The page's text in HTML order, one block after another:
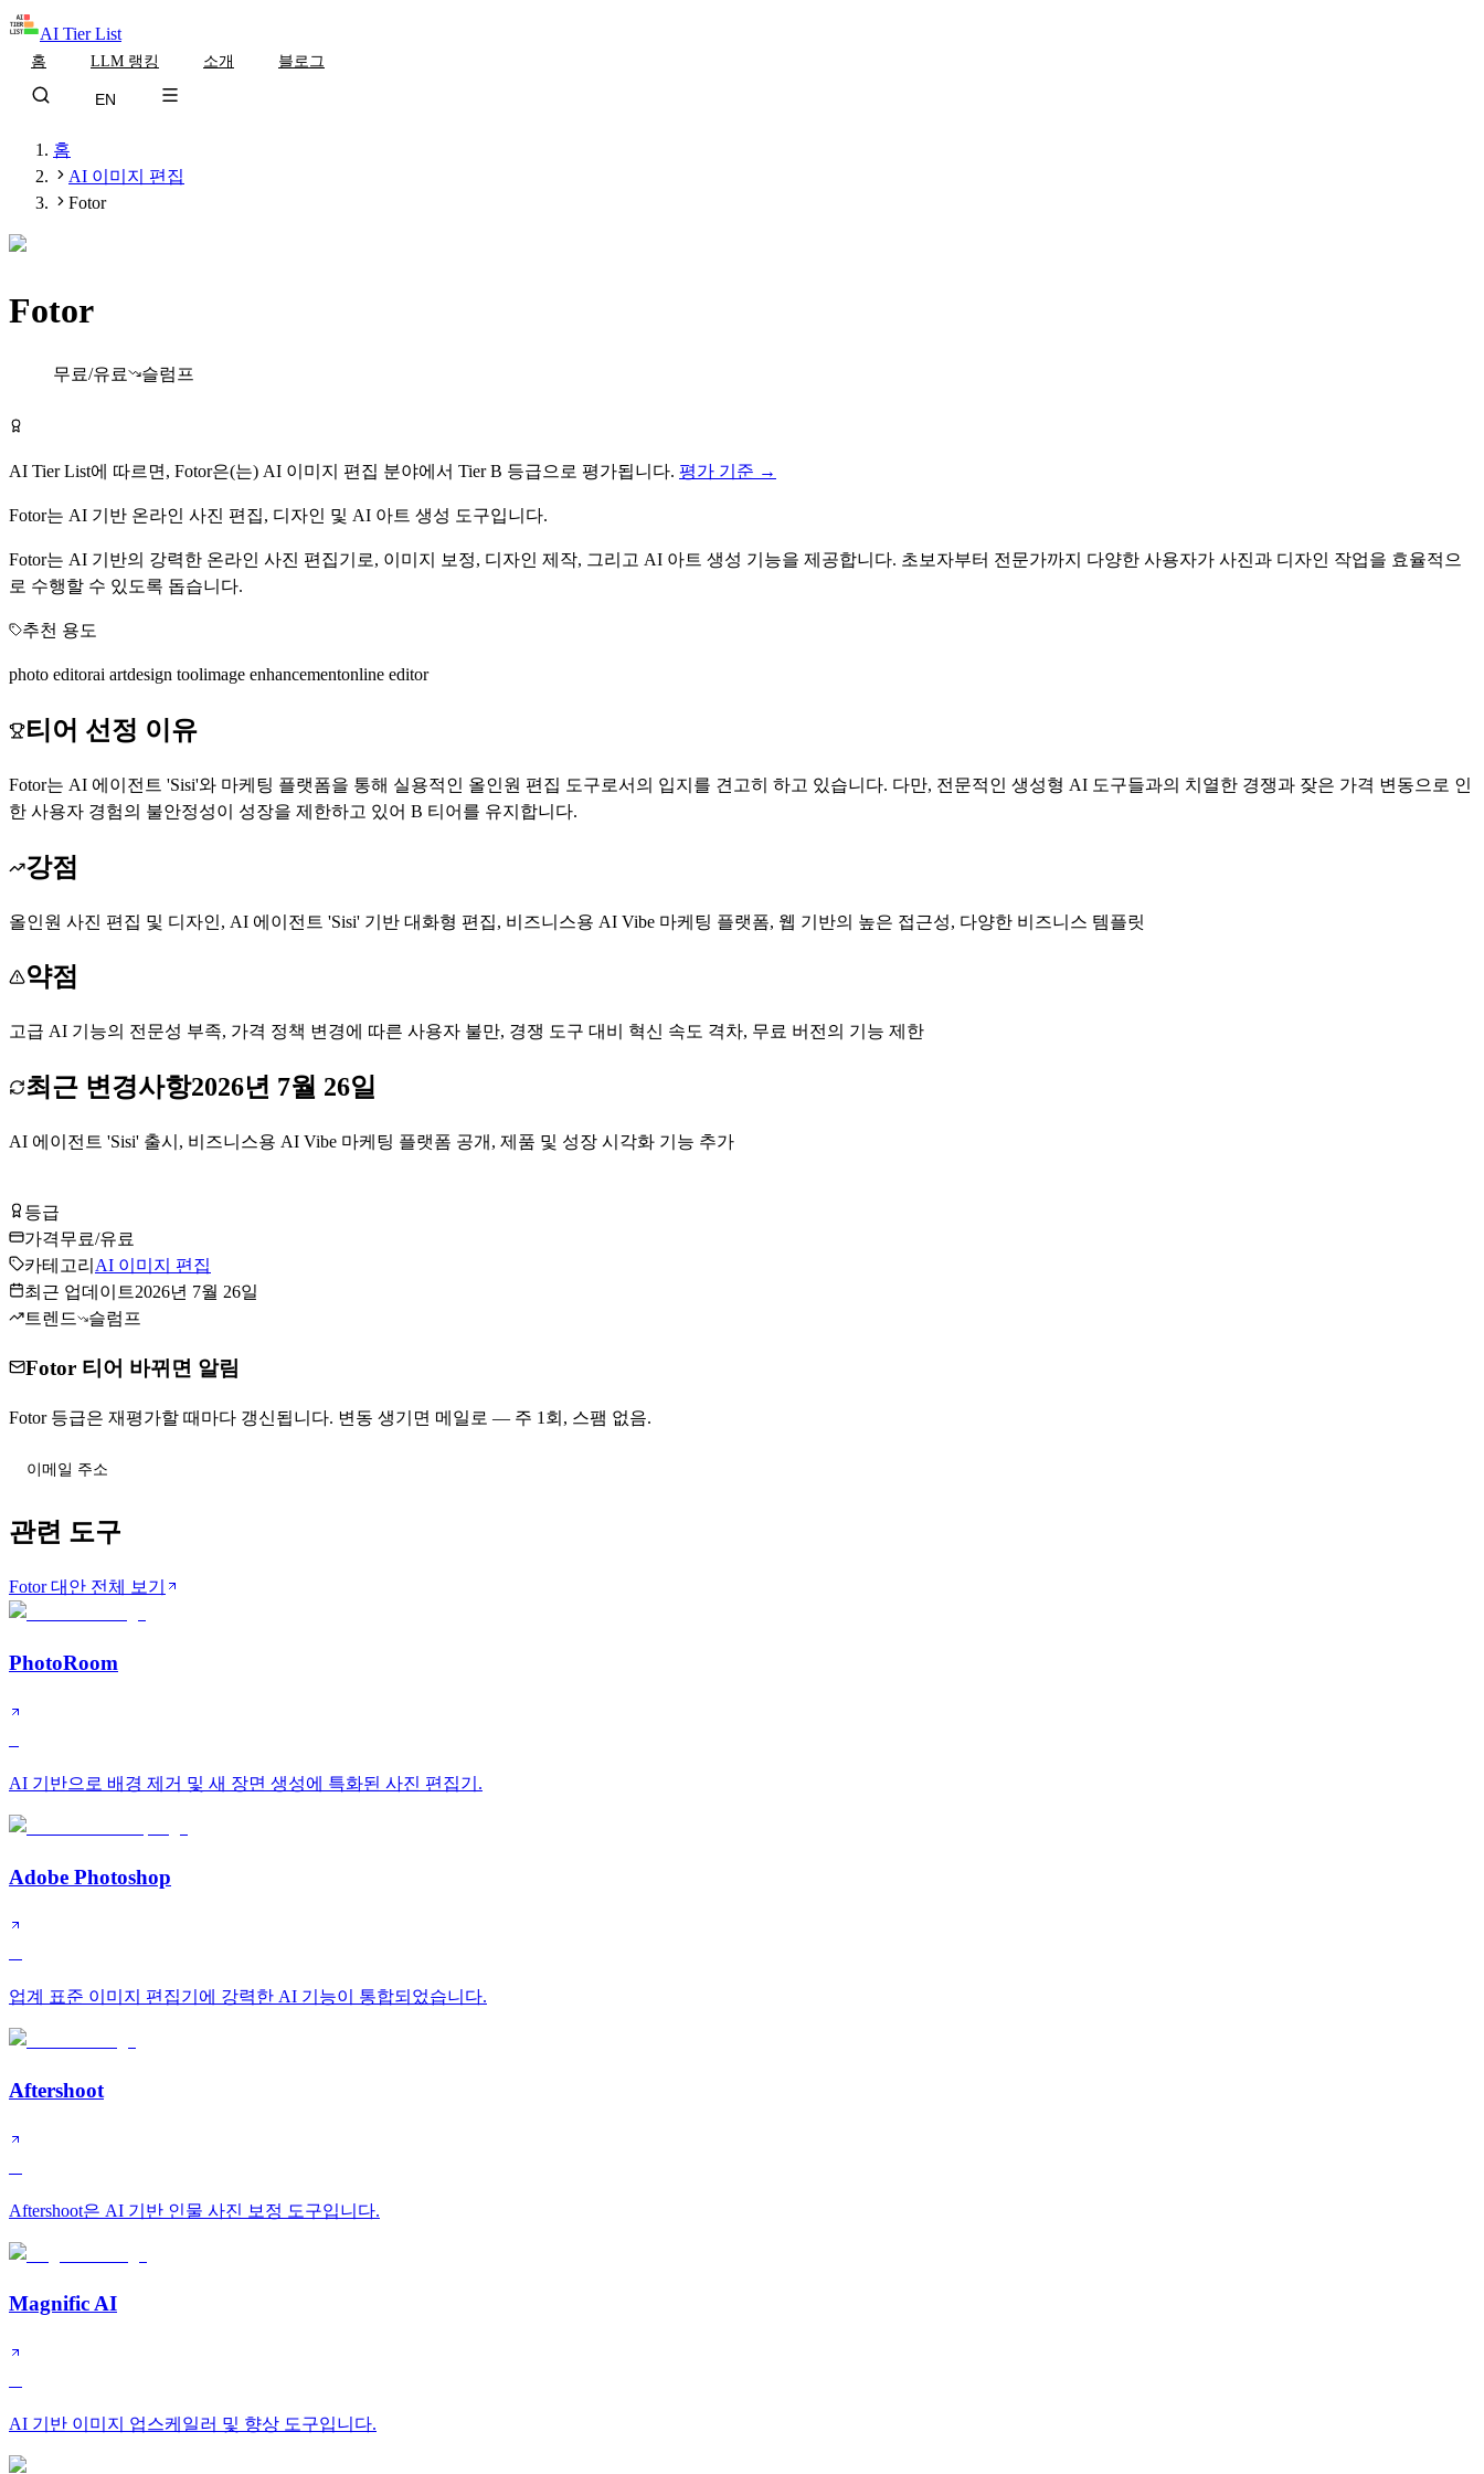
AI Tier List
홈 LLM 랭킹 소개 블로그
EN
홈
AI 이미지 편집
Fotor
Fotor
무료/유료 슬럼프
AI Tier List에 따르면, Fotor은(는) AI 이미지 편집 분야에서 TierB 등급으로 평가됩니다. 평가 기준 →
Fotor는 AI 기반 온라인 사진 편집, 디자인 및 AI 아트 생성 도구입니다.
Fotor는 AI 기반의 강력한 온라인 사진 편집기로, 이미지 보정, 디자인 제작, 그리고 AI 아트 생성 기능을 제공합니다. 초보자부터 전문가까지 다양한 사용자가 사진과 디자인 작업을 효율적으
로 수행할 수 있도록 돕습니다.
추천 용도
photo editorai artdesign toolimage enhancementonline editor
티어 선정 이유
Fotor는 AI 에이전트 'Sisi'와 마케팅 플랫폼을 통해 실용적인 올인원 편집 도구로서의 입지를 견고히 하고 있습니다. 다만, 전문적인 생성형 AI 도구들과의 치열한 경쟁과 잦은 가격 변동으로 인
한 사용자 경험의 불안정성이 성장을 제한하고 있어 B 티어를 유지합니다.
강점
올인원 사진 편집 및 디자인, AI 에이전트 'Sisi' 기반 대화형 편집, 비즈니스용 AI Vibe 마케팅 플랫폼, 웹 기반의 높은 접근성, 다양한 비즈니스 템플릿
약점
고급 AI 기능의 전문성 부족, 가격 정책 변경에 따른 사용자 불만, 경쟁 도구 대비 혁신 속도 격차, 무료 버전의 기능 제한
최근 변경사항2026년 7월 26일
AI 에이전트 'Sisi' 출시, 비즈니스용 AI Vibe 마케팅 플랫폼 공개, 제품 및 성장 시각화 기능 추가
등급
가격무료/유료
카테고리 AI 이미지 편집
최근 업데이트2026년 7월 26일
트렌드
슬럼프
Fotor 티어 바뀌면 알림
Fotor 등급은 재평가할 때마다 갱신됩니다. 변동 생기면 메일로 — 주 1회, 스팸 없음.
관련 도구
Fotor 대안 전체 보기
PhotoRoom
AI 기반으로 배경 제거 및 새 장면 생성에 특화된 사진 편집기.
Adobe Photoshop
업계 표준 이미지 편집기에 강력한 AI 기능이 통합되었습니다.
Aftershoot
Aftershoot은 AI 기반 인물 사진 보정 도구입니다.
Magnific AI
AI 기반 이미지 업스케일러 및 향상 도구입니다.